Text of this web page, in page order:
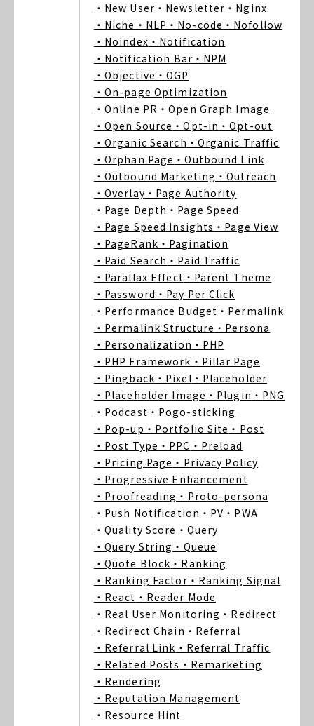
・New User ・Newsletter ・Nginx
・Niche ・NLP ・No-code ・Nofollow
・Noindex ・Notification
・Notification Bar ・NPM
・Objective ・OGP
・On-page Optimization
・Online PR ・Open Graph Image
・Open Source ・Opt-in ・Opt-out
・Organic Search ・Organic Traffic
・Orphan Page ・Outbound Link
・Outbound Marketing ・Outreach
・Overlay ・Page Authority
・Page Depth ・Page Speed
・Page Speed Insights ・Page View
・PageRank ・Pagination
・Paid Search ・Paid Traffic
・Parallax Effect ・Parent Theme
・Password ・Pay Per Click
・Performance Budget ・Permalink
・Permalink Structure ・Persona
・Personalization ・PHP
・PHP Framework ・Pillar Page
・Pingback ・Pixel ・Placeholder
・Placeholder Image ・Plugin ・PNG
・Podcast ・Pogo-sticking
・Pop-up ・Portfolio Site ・Post
・Post Type ・PPC ・Preload
・Pricing Page ・Privacy Policy
・Progressive Enhancement
・Proofreading ・Proto-persona
・Push Notification ・PV ・PWA
・Quality Score ・Query
・Query String ・Queue
・Quote Block ・Ranking
・Ranking Factor ・Ranking Signal
・React ・Reader Mode
・Real User Monitoring ・Redirect
・Redirect Chain ・Referral
・Referral Link ・Referral Traffic
・Related Posts ・Remarketing
・Rendering
・Reputation Management
・Resource Hint